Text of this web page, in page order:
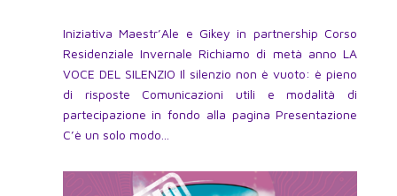
Iniziativa Maestr’Ale e Gikey in partnership Corso
Residenziale Invernale Richiamo di metà anno LA
VOCE DEL SILENZIO Il silenzio non è vuoto: è pieno
di risposte Comunicazioni utili e modalità di
partecipazione in fondo alla pagina Presentazione
C’è un solo modo...